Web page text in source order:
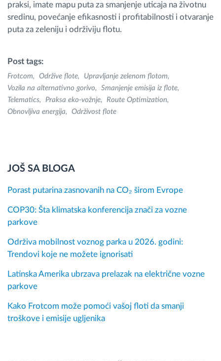
praksi, imate mapu puta za smanjenje uticaja na životnu
sredinu, povećanje efikasnosti i profitabilnosti i otvaranje
puta za zeleniju i održiviju flotu.
Post tags:
Frotcom Održive flote
Upravljanje zelenom flotom
Vozila na alternativno gorivo
Smanjenje emisija iz flote
Telematics
Praksa eko-vožnje
Route Optimization
Obnovljiva energija
Održivost flote
JOŠ SA BLOGA
Porast putarina zasnovanih na CO₂ širom Evrope
COP30: Šta klimatska konferencija znači za vozne
parkove
Održiva mobilnost voznog parka u 2026. godini:
Trendovi koje ne možete ignorisati
Latinska Amerika ubrzava prelazak na električne vozne
parkove
Kako Frotcom može pomoći vašoj floti da smanji
troškove i emisije ugljenika